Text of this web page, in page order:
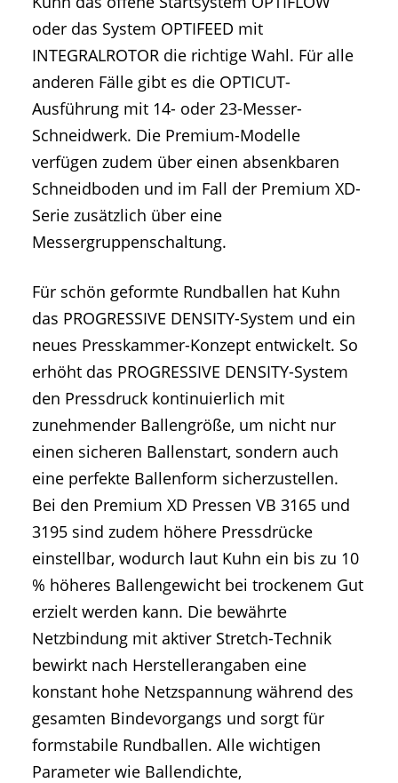
oder das System OPTIFEED mit
INTEGRALROTOR die richtige Wahl. Für alle
anderen Fälle gibt es die OPTICUT-
Ausführung mit 14- oder 23-Messer-
Schneidwerk. Die Premium-Modelle
verfügen zudem über einen absenkbaren
Schneidboden und im Fall der Premium XD-
Serie zusätzlich über eine
Messergruppenschaltung.
Für schön geformte Rundballen hat Kuhn
das PROGRESSIVE DENSITY-System und ein
neues Presskammer-Konzept entwickelt. So
erhöht das PROGRESSIVE DENSITY-System
den Pressdruck kontinuierlich mit
zunehmender Ballengröße, um nicht nur
einen sicheren Ballenstart, sondern auch
eine perfekte Ballenform sicherzustellen.
Bei den Premium XD Pressen VB 3165 und
3195 sind zudem höhere Pressdrücke
einstellbar, wodurch laut Kuhn ein bis zu 10
% höheres Ballengewicht bei trockenem Gut
erzielt werden kann. Die bewährte
Netzbindung mit aktiver Stretch-Technik
bewirkt nach Herstellerangaben eine
konstant hohe Netzspannung während des
gesamten Bindevorgangs und sorgt für
formstabile Rundballen. Alle wichtigen
Parameter wie Ballendichte,